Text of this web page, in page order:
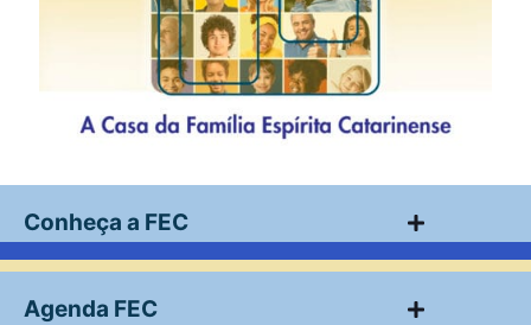
Conheça a FEC
Agenda FEC